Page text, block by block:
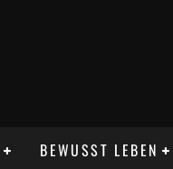
BEWUSST LEBEN